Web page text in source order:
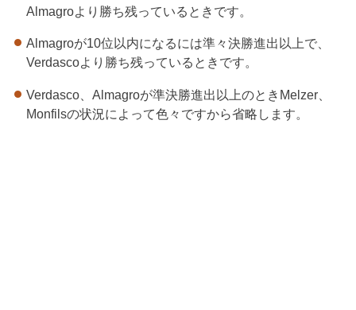
Almagroより勝ち残っているときです。
Almagroが10位以内になるには準々決勝進出以上で、
Verdascoより勝ち残っているときです。
Verdasco、Almagroが準決勝進出以上のときMelzer、
Monfilsの状況によって色々ですから省略します。